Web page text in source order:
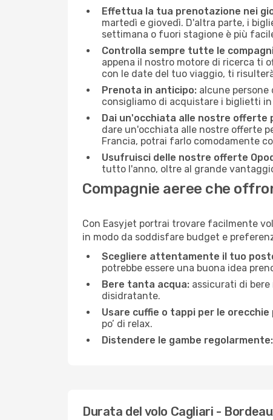
Effettua la tua prenotazione nei
martedì e giovedì. D'altra parte, i
settimana o fuori stagione è più
Controlla sempre tutte le
appena il nostro motore di ricerca ti
con le date del tuo viaggio, ti
Prenota in anticipo: alcune
consigliamo di acquistare i biglietti
Dai un'occhiata alle nostre offerte
dare un'occhiata alle nostre offerte
Francia, potrai farlo comodamente
Usufruisci delle nostre offerte
tutto l'anno, oltre al grande
Compagnie aeree che
Con Easyjet portrai trovare facilmente
in modo da soddisfare budget e
Scegliere attentamente il tuo
potrebbe essere una buona idea
Bere tanta acqua: assicurati di
disidratante.
Usare cuffie o tappi per le orecchie
po’ di relax.
Distendere le gambe regolarmente:
Durata del volo Cagliari -